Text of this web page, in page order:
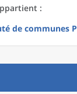
:
de communes